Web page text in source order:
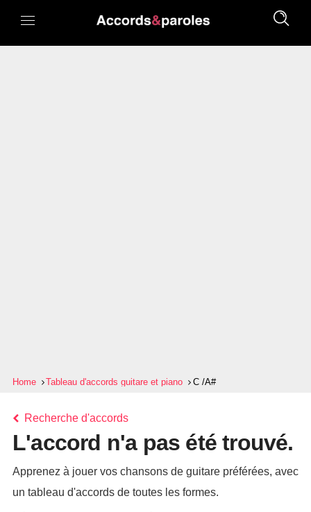
Home Tableau d'accords guitare et piano C /A#
Recherche d'accords
L'accord n'a pas été trouvé.
Apprenez à jouer vos chansons de guitare préférées, avec
un tableau d'accords de toutes les formes.